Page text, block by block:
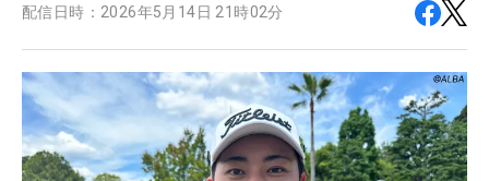
配信日時： 2026年5月14日 21時02分